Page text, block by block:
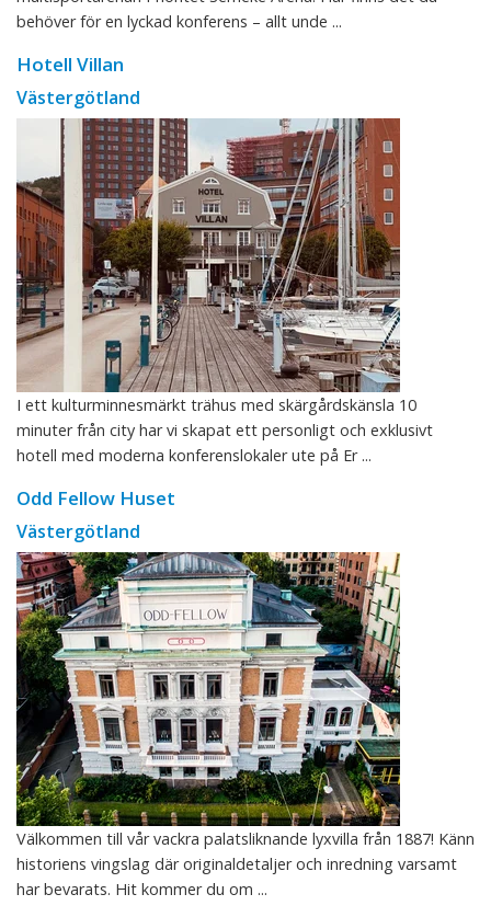
behöver för en lyckad konferens – allt unde ...
Hotell Villan
Västergötland
I ett kulturminnesmärkt trähus med skärgårdskänsla 10
minuter från city har vi skapat ett personligt och exklusivt
hotell med moderna konferenslokaler ute på Er ...
Odd Fellow Huset
Västergötland
Välkommen till vår vackra palatsliknande lyxvilla från 1887! Känn
historiens vingslag där originaldetaljer och inredning varsamt
har bevarats. Hit kommer du om ...